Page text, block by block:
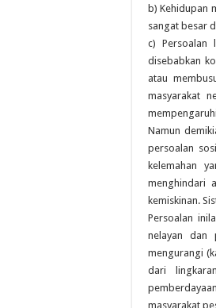
b) Kehidupan
sangat besar
c) Persoalan
disebabkan
atau
masyarakat
Namun
persoalan
kelemahan
menghindari
kemiskinan.
Persoalan
nelayan dan
mengurangi
dari
masyarakat